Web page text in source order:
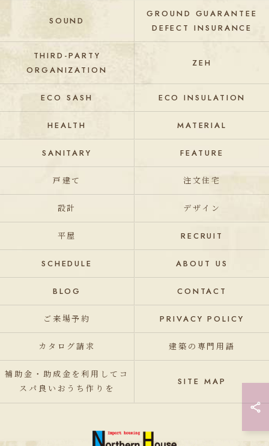
SOUND
GROUND GUARANTEE
DEFECT INSURANCE
THIRD-PARTY
ORGANIZATION
ZEH
ECO SASH ECO INSULATION
HEALTH MATERIAL
SANITARY FEATURE
戸建て 注文住宅
設計 デザイン
平屋 RECRUIT
SCHEDULE ABOUT US
BLOG CONTACT
ご来場予約 PRIVACY POLICY
カタログ請求 建築の専門用語
補助金・助成金を利用してコ
スパ良いおうち作りを
SITE MAP